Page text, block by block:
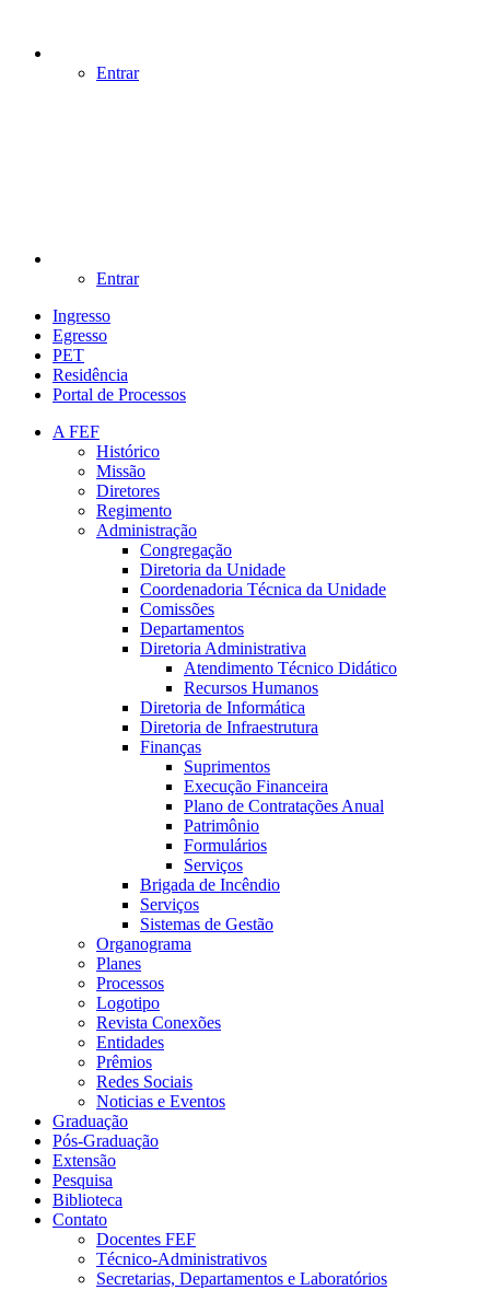
Entrar
Entrar
Ingresso
Egresso
PET
Residência
Portal de Processos
A FEF
Histórico
Missão
Diretores
Regimento
Administração
Congregação
Diretoria da Unidade
Coordenadoria Técnica da Unidade
Comissões
Departamentos
Diretoria Administrativa
Atendimento Técnico Didático
Recursos Humanos
Diretoria de Informática
Diretoria de Infraestrutura
Finanças
Suprimentos
Execução Financeira
Plano de Contratações Anual
Patrimônio
Formulários
Serviços
Brigada de Incêndio
Serviços
Sistemas de Gestão
Organograma
Planes
Processos
Logotipo
Revista Conexões
Entidades
Prêmios
Redes Sociais
Noticias e Eventos
Graduação
Pós-Graduação
Extensão
Pesquisa
Biblioteca
Contato
Docentes FEF
Técnico-Administrativos
Secretarias, Departamentos e Laboratórios